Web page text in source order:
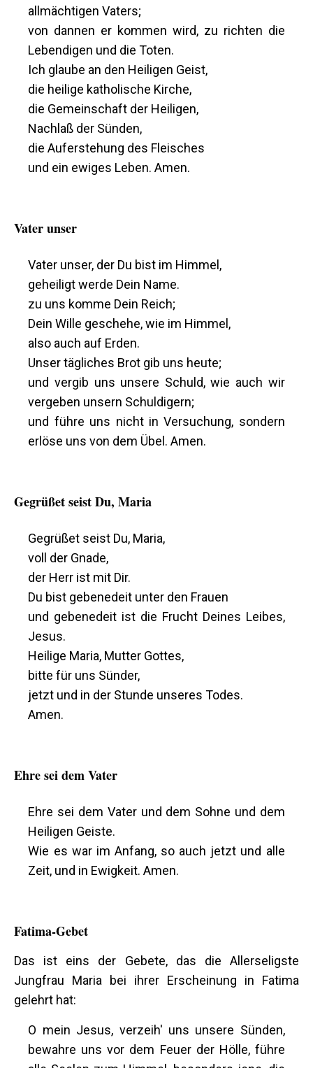
allmächtigen Vaters;
von dannen er kommen wird, zu richten die
Lebendigen und die Toten.
Ich glaube an den Heiligen Geist,
die heilige katholische Kirche,
die Gemeinschaft der Heiligen,
Nachlaß der Sünden,
die Auferstehung des Fleisches
und ein ewiges Leben. Amen.
Vater unser
Vater unser, der Du bist im Himmel,
geheiligt werde Dein Name.
zu uns komme Dein Reich;
Dein Wille geschehe, wie im Himmel,
also auch auf Erden.
Unser tägliches Brot gib uns heute;
und vergib uns unsere Schuld, wie auch wir
vergeben unsern Schuldigern;
und führe uns nicht in Versuchung, sondern
erlöse uns von dem Übel. Amen.
Gegrüßet seist Du, Maria
Gegrüßet seist Du, Maria,
voll der Gnade,
der Herr ist mit Dir.
Du bist gebenedeit unter den Frauen
und gebenedeit ist die Frucht Deines Leibes,
Jesus.
Heilige Maria, Mutter Gottes,
bitte für uns Sünder,
jetzt und in der Stunde unseres Todes.
Amen.
Ehre sei dem Vater
Ehre sei dem Vater und dem Sohne und dem
Heiligen Geiste.
Wie es war im Anfang, so auch jetzt und alle
Zeit, und in Ewigkeit. Amen.
Fatima-Gebet
Das ist eins der Gebete, das die Allerseligste
Jungfrau Maria bei ihrer Erscheinung in Fatima
gelehrt hat:
O mein Jesus, verzeih' uns unsere Sünden,
bewahre uns vor dem Feuer der Hölle, führe